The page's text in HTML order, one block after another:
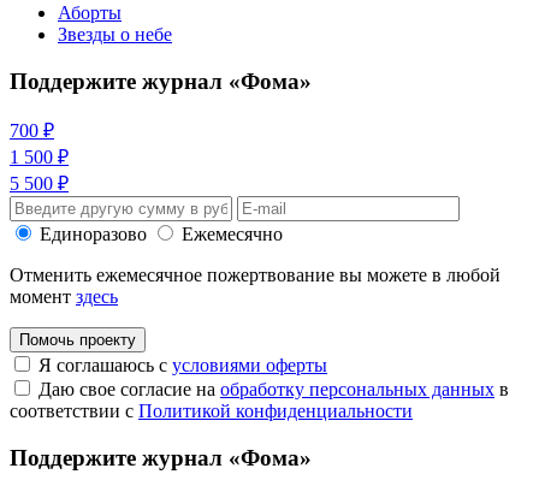
Аборты
Звезды о небе
Поддержите журнал «Фома»
700 ₽
1 500 ₽
5 500 ₽
Единоразово
Ежемесячно
Отменить ежемесячное пожертвование вы можете в любой
момент здесь
Помочь проекту
Я соглашаюсь с условиями оферты
Даю свое согласие на обработку персональных данных в
соответствии с Политикой конфиденциальности
Поддержите журнал «Фома»